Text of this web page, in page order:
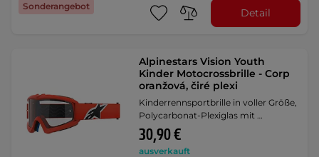
Sonderangebot Detail
Alpinestars Vision Youth
Kinder Motocrossbrille - Corp
oranžová, čiré plexi
Kinderrennsportbrille in voller Größe,
Polycarbonat-Plexiglas mit …
30,90 €
ausverkauft